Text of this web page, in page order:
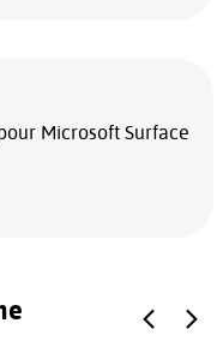
Microsoft Surface